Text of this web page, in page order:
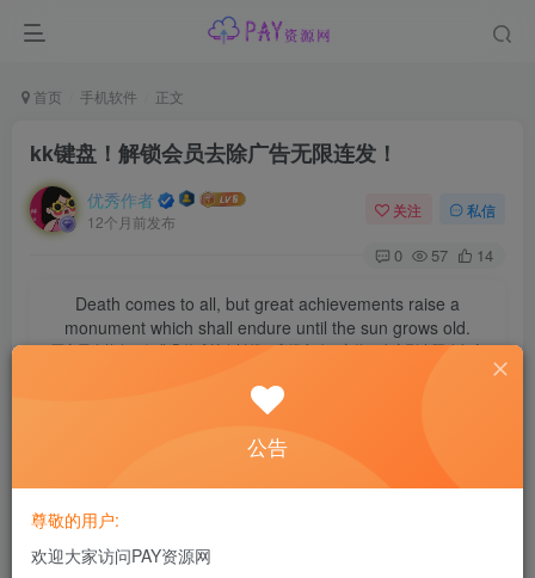
首页 手机软件 正文
kk键盘！解锁会员去除广告无限连发！
优秀作者
12个月前发布
关注 私信
0 57 14
Death comes to all, but great achievements raise a
monument which shall endure until the sun grows old.
死亡无人能免，但非凡的成就会树起一座纪念碑，它将一直立到太阳冷却之
，年轻人都在用的输入法！ 快捷语弹、聊天气泡、
公告
尊敬的用户:
欢迎大家访问PAY资源网